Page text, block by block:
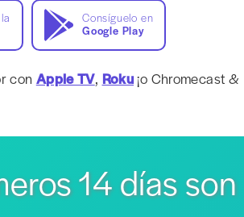
Consíguelo en
Google Play
con Apple TV, Roku¡o Chromecast &
14 días son